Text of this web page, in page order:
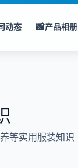
动态 📸产品相册
等实用服装知识